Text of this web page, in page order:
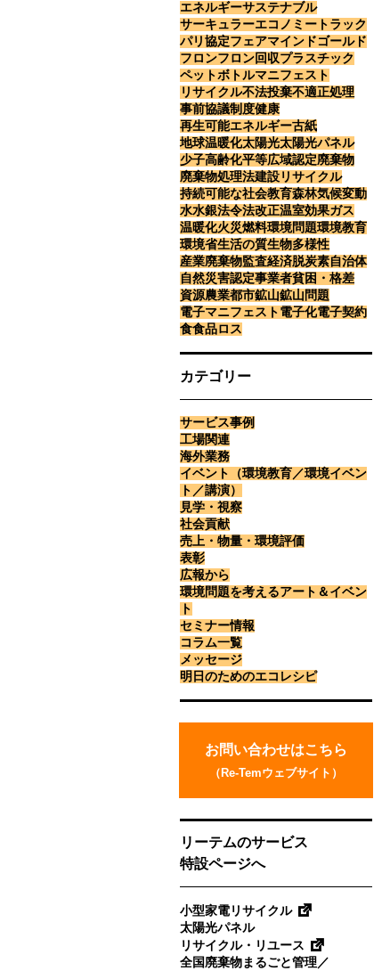
エネルギーサステナブル
サーキュラーエコノミー トラック
パリ協定フェアマインドゴールド
フロンフロン回収プラスチック
ペットボトルマニフェスト
リサイクル不法投棄不適正処理
事前協議制度健康
再生可能エネルギー古紙
地球温暖化太陽光太陽光パネル
少子高齢化平等広域認定廃棄物
廃棄物処理法建設リサイクル
持続可能な社会教育森林気候変動
水水銀法令法改正温室効果ガス
温暖化火災燃料環境問題環境教育
環境省生活の質生物多様性
産業廃棄物監査経済脱炭素自治体
自然災害認定事業者貧困・格差
資源農業都市鉱山鉱山問題
電子マニフェスト 電子化電子契約
食食品ロス
カテゴリー
サービス事例
工場関連
海外業務
イベント（環境教育／環境イベン
ト／講演）
見学・視察
社会貢献
売上・物量・環境評価
表彰
広報から
環境問題を考えるアート＆イベン
ト
セミナー情報
コラム一覧
メッセージ
明日のためのエコレシピ
お
お問い合わせはこちら
（Re-Temウェブサイト）
リーテムのサービス
特設ページへ
小型家電リサイクル
太陽光パネル
リサイクル・リユース
全国廃棄物まるごと管理／